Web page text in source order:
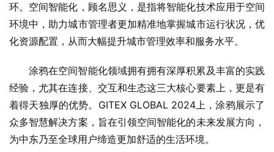
环。空间智能化，顾名思义，是指将智能化技术应用于空间
环境中，助力城市管理者更加精准地掌握城市运行状况，优
化资源配置，从而大幅提升城市管理效率和服务水平。
涂鸦在空间智能化领域拥有拥有深厚积累及丰富的实践
经验，尤其在连接、交互和生态这三大核心要素上，更是有
着得天独厚的优势。GITEX GLOBAL 2024上，涂鸦展示了
众多智慧解决方案，旨在引领空间智能化的未来发展方向，
为中东乃至全球用户缔造更加舒适的生活环境。